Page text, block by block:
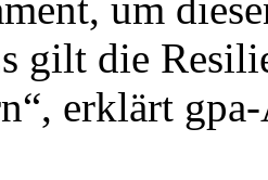
gilt die
erklärt